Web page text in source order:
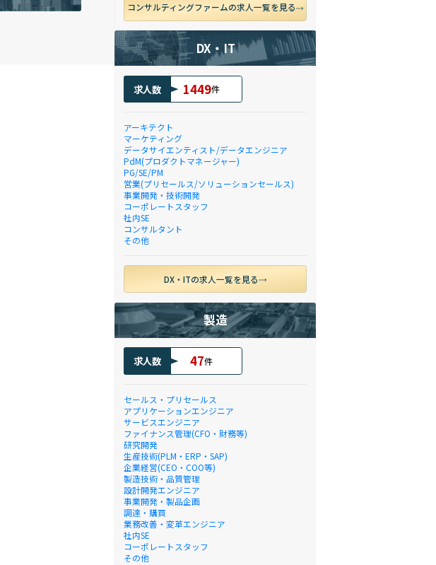
コンサルティングファームの求人一覧を見る
DX・IT
求人数 1449件
アーキテクト
マーケティング
データサイエンティスト/データエンジニア
PdM(プロダクトマネージャー)
PG/SE/PM
営業(プリセールス/ソリューションセールス)
事業開発・技術開発
コーポレートスタッフ
社内SE
コンサルタント
その他
DX・ITの求人一覧を見る
製造
求人数 47件
セールス・プリセールス
アプリケーションエンジニア
サービスエンジニア
ファイナンス管理(CFO・財務等)
研究開発
生産技術(PLM・ERP・SAP)
企業経営(CEO・COO等)
製造技術・品質管理
設計開発エンジニア
事業開発・製品企画
調達・購買
業務改善・変革エンジニア
社内SE
コーポレートスタッフ
その他